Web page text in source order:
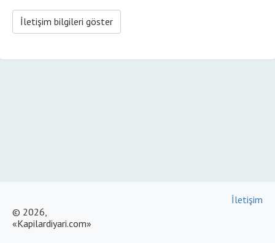
İletişim bilgileri göster
© 2026,
«Kapilardiyari.com»
İletişim